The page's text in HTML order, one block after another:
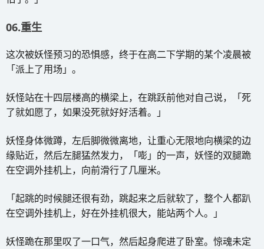
06.重生
这次被妖怪预习的恐惧感，终于在高二下学期的某个凌晨被
「派上了用场」。
妖怪站在十四层楼高的横梁上，在跳跃前他对自己说，「死
了就如愿了，如果没死就好好活着。」
妖怪身体微蹲，左后脚微微离地，让重心无限地向横梁的边
缘贴近，然后左腿猛然发力，「嘭」的一声，妖怪的双腿跪
在空调外挂机上，向前滑行了几厘米。
「起跳的时候腿还很有劲，跳起来之后就软了，整个人都趴
在空调外挂机上，好在外挂机很大，能站两个人。」
妖怪跪在那里叹了一口气，然后起身爬进了卧室。惊魂未定